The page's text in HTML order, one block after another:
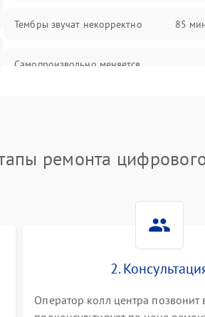
Тембры звучат некорректно 85
Самопроизвольно меняется
ремонта
2.
Оператор колл центра позвонит